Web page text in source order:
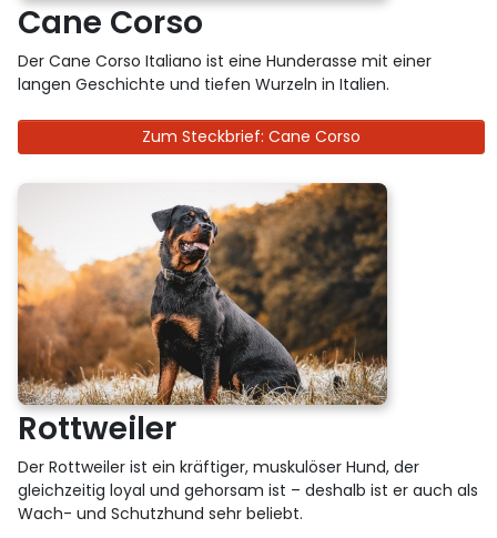
Cane Corso
Der Cane Corso Italiano ist eine Hunderasse mit einer
langen Geschichte und tiefen Wurzeln in Italien.
Zum Steckbrief: Cane Corso
Rottweiler
Der Rottweiler ist ein kräftiger, muskulöser Hund, der
gleichzeitig loyal und gehorsam ist – deshalb ist er auch als
Wach- und Schutzhund sehr beliebt.